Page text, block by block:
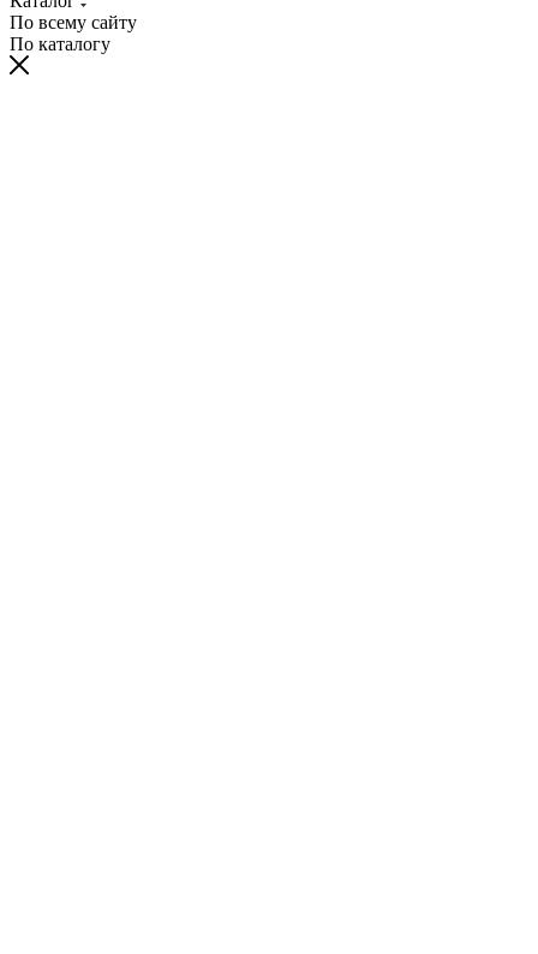
По всему сайту
По каталогу